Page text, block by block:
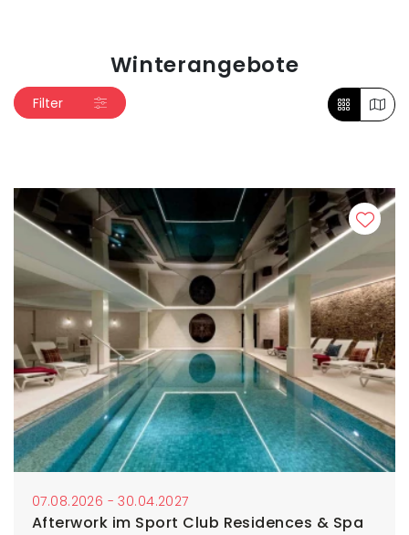
Winterangebote
Filter
07.08.2026 - 30.04.2027
Afterwork im Sport Club Residences & Spa